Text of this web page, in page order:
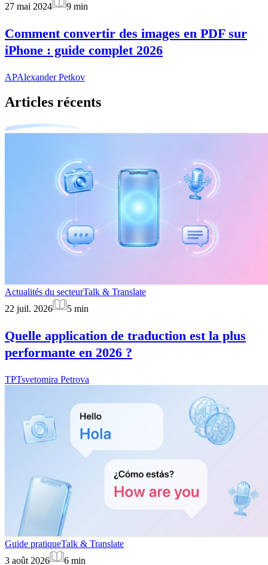
27 mai 2024
9 min
Comment convertir des images en PDF sur
iPhone : guide complet 2026
APAlexander Petkov
Articles récents
Actualités du secteurTalk & Translate
22 juil. 2026
5 min
Quelle application de traduction est la plus
performante en 2026 ?
TPTsvetomira Petrova
Guide pratiqueTalk & Translate
3 août 2026
6 min